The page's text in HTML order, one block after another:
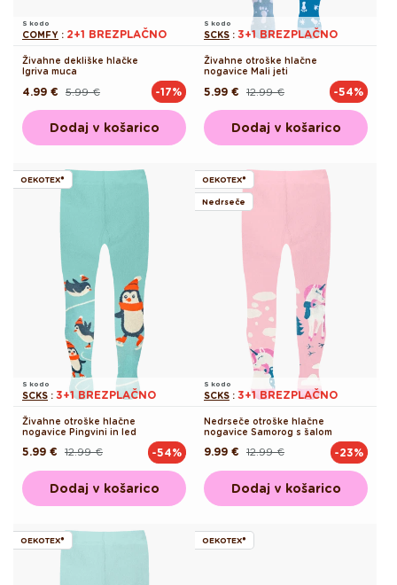
S kodo
COMFY : 2+1 BREZPLAČNO
Živahne dekliške hlačke
Igriva muca
Redna 5.99 €
Akcijska
4.99 € -17%
Dodaj v košarico
S kodo
SCKS : 3+1 BREZPLAČNO
Živahne otroške hlačne
nogavice Mali jeti
Redna 12.99 €
Akcijska
5.99 € -54%
Dodaj v košarico
OEKOTEX®
S kodo
SCKS : 3+1 BREZPLAČNO
Živahne otroške hlačne
nogavice Pingvini in led
Redna 12.99 €
Akcijska
5.99 € -54%
Dodaj v košarico
OEKOTEX®
Nedrseče
S kodo
SCKS : 3+1 BREZPLAČNO
Nedrseče otroške hlačne
nogavice Samorog s šalom
Redna 12.99 €
Akcijska
9.99 € -23%
Dodaj v košarico
OEKOTEX® OEKOTEX®